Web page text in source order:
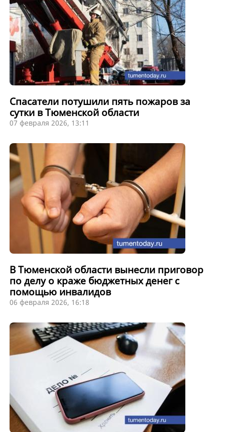
Спасатели потушили пять пожаров за
сутки в Тюменской области
07 февраля 2026, 13:11
В Тюменской области вынесли приговор
по делу о краже бюджетных денег с
помощью инвалидов
06 февраля 2026, 16:18